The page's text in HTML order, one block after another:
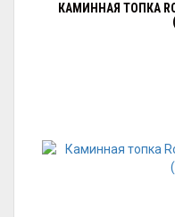
КАМИННАЯ ТОПКА